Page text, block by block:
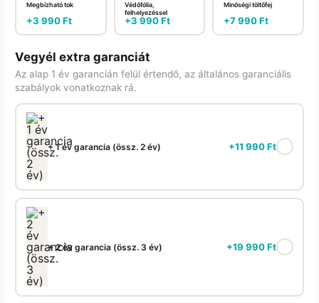
Megbízható tok
+3 990Ft
Védőfólia,
felhelyezéssel
+3 990Ft
Minőségi töltőfej
+7 990Ft
Vegyél extra garanciát
Az alap 1 év garancián felül értendő, az általános garanciális
szabályok vonatkoznak rá.
+ 1 év garancia (össz. 2 év) +11 990Ft
+ 2 év garancia (össz. 3 év) +19 990Ft